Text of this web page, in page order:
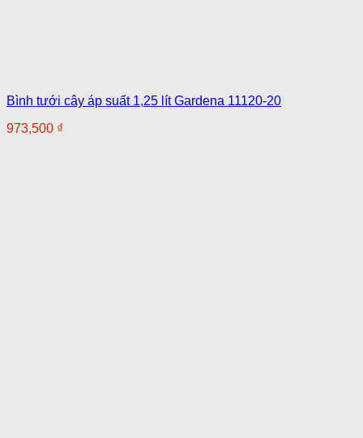
Bình tưới cây áp suất 1,25 lít Gardena 11120-20
973,500 ₫